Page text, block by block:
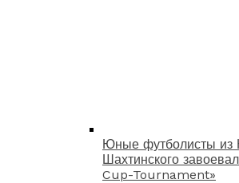
Юные футболисты из
Шахтинского
Cup-Tournament»